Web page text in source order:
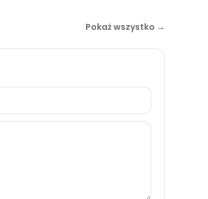
Pokaż wszystko →